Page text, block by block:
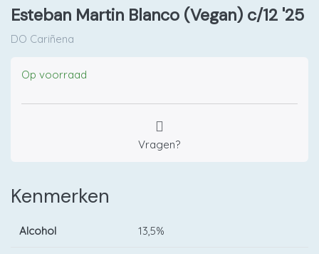
Esteban Martin Blanco (Vegan) c/12 '25
DO Cariñena
Op voorraad
Vragen?
Kenmerken
Alcohol 13,5%